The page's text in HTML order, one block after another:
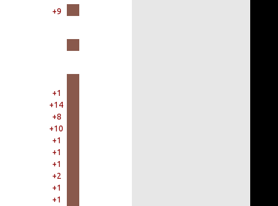
+9
+1
+14
+8
+10
+1
+1
+1
+2
+1
+1